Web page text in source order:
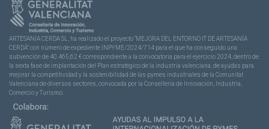
ARTESANIA CERDA SL, ha realizado el proyecto “MEJORA DEL ENTORNO IT DE ARTESANÍA
CERDÁ” con número de expediente INPYME/2024/714 para el que ha conseguido una
subvención de 40.465,62 € correspondiente a la convocatoria para el ejercicio 2024, dentro de
la sexta fase de implantación del Plan estratégico de la industria valenciana, de ayudas para
mejorar la competitividad y la sostenibilidad de las pymes industriales de la Comunitat
Valenciana de diversos sectores, convocada por la Conselleria de Innovación, Industria,
Comercio y Turismo.